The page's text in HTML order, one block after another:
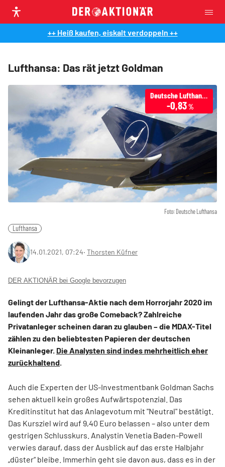
++ Heiß kaufen, eiskalt verdoppeln ++
Lufthansa: Das rät jetzt Goldman
Foto: Deutsche Lufthansa
Deutsche Lufthansa
-0,83 %
Lufthansa
14.01.2021, 07:24‧ Thorsten Küfner
DER AKTIONÄR bei Google bevorzugen
Gelingt der Lufthansa-Aktie nach dem Horrorjahr 2020 im
laufenden Jahr das große Comeback? Zahlreiche
Privatanleger scheinen daran zu glauben – die MDAX-Titel
zählen zu den beliebtesten Papieren der deutschen
Kleinanleger. Die Analysten sind indes mehrheitlich eher
zurückhaltend.
Auch die Experten der US-Investmentbank Goldman Sachs
sehen aktuell kein großes Aufwärtspotenzial. Das
Kreditinstitut hat das Anlagevotum mit "Neutral" bestätigt.
Das Kursziel wird auf 9,40 Euro belassen – also unter dem
gestrigen Schlusskurs. Analystin Venetia Baden-Powell
verwies darauf, dass der Ausblick auf das erste Halbjahr
„düster“ bleibe. Immerhin geht sie davon aus, dass es in der